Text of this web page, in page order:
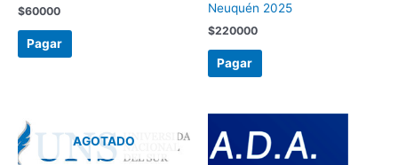
$60000
Pagar
Neuquén 2025
$220000
Pagar
AGOTADO